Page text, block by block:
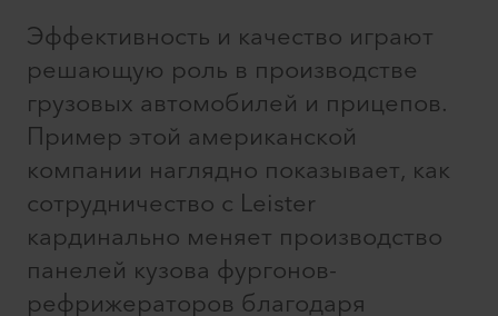
Эффективность и качество играют
решающую роль в производстве
грузовых автомобилей и прицепов.
Пример этой американской
компании наглядно показывает, как
сотрудничество с Leister
кардинально меняет производство
панелей кузова фургонов-
рефрижераторов благодаря